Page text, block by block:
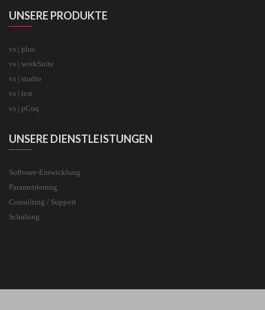
UNSERE PRODUKTE
vs | plus
vs | workSuite
vs | studio
vs | test
vs | pCoq
UNSERE DIENSTLEISTUNGEN
Software-Entwicklung
Parametrierung
Consulting / Support
Schulung